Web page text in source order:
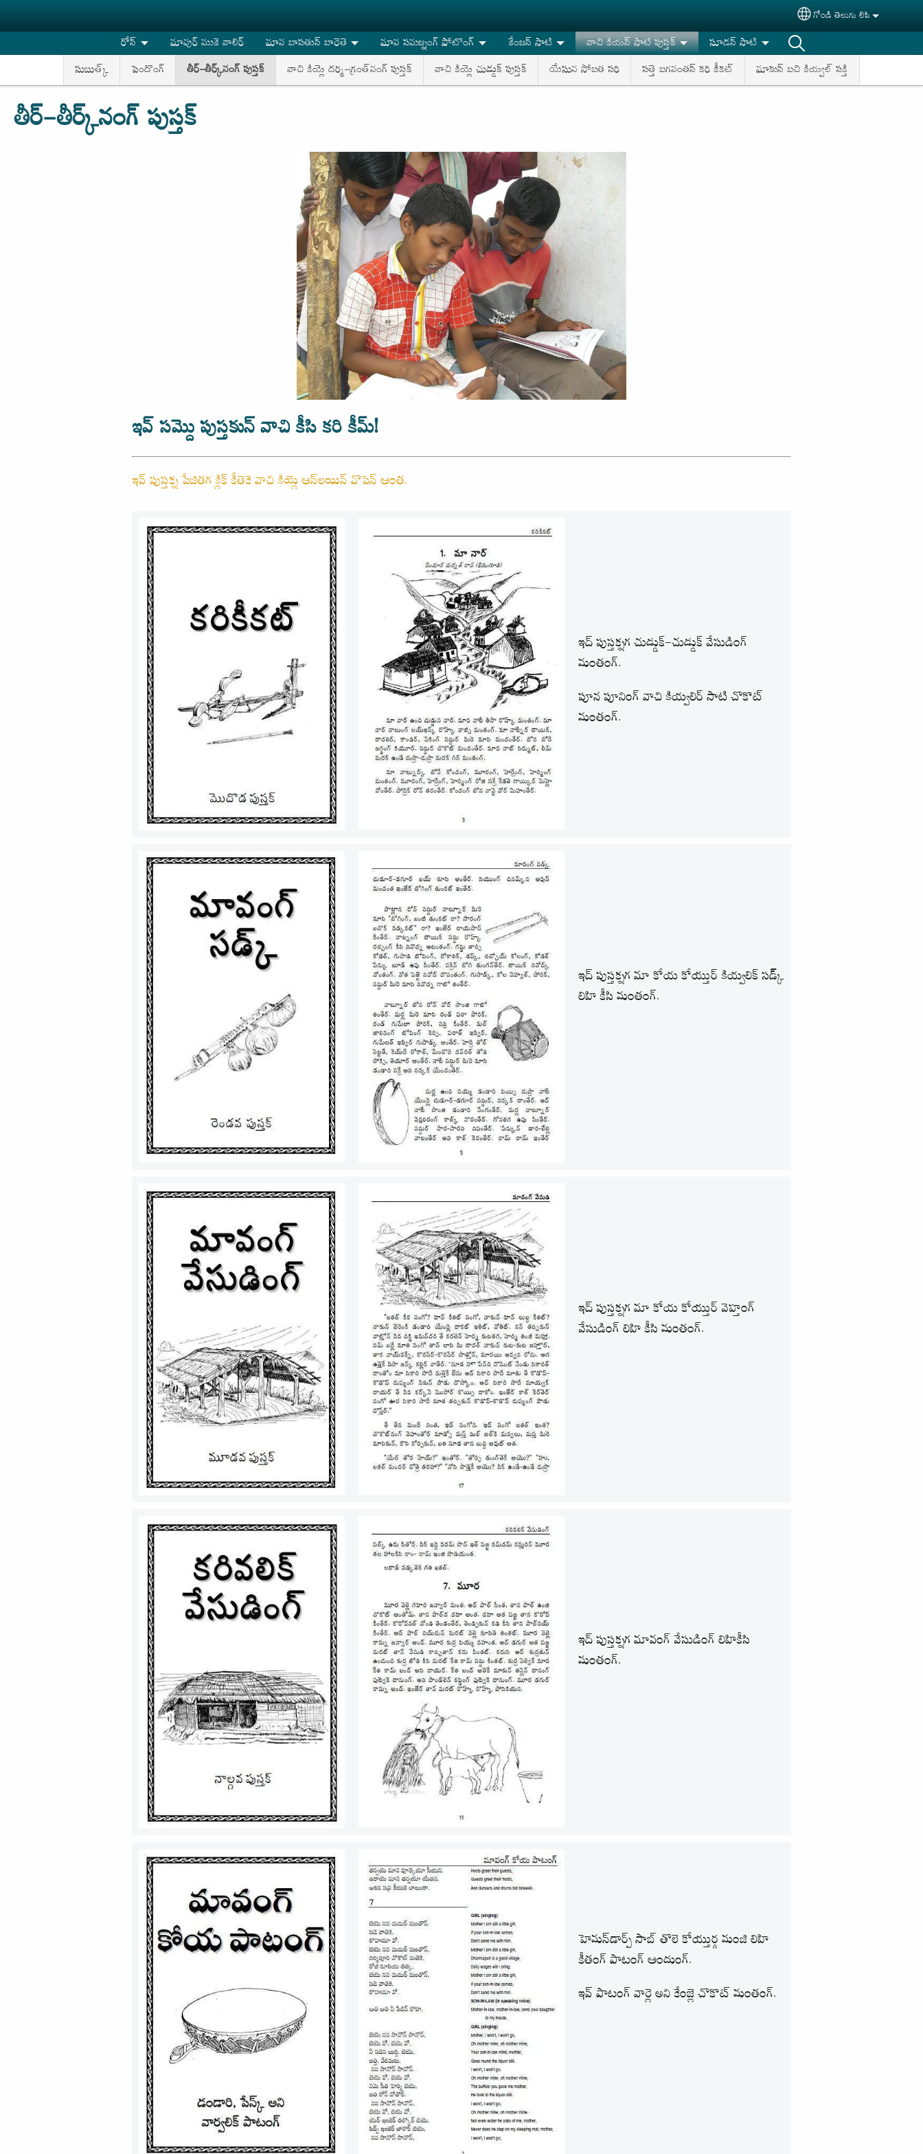
Select your language
గోండి తెలుగు లిపి
రోన్ మావుర్ ముకె వాలిర్ మావ బాసతున్ బారెతె మావ సమజ్నంగ్ పోటొంగ్ కేంజన్ సాటి
వాచి కియన్ సాటి పుస్తక్
సుబుత్క్
పెందొంగ్ తీర్-తీర్క్‌నంగ్ పుస్తక్ వాచి కియ్లె దర్మ-గ్రంత్‌నంగ్ పుస్తక్ వాచి కియ్లె చుడ్డుక్ పుస్తక్ యేసున సోబత సరి సత్తె బగవంతన్ కరి కీకట్ మాకున్ బచి కియ్వల్ సక్తి
సూడన్ సాటి
తీర్-తీర్క్‌నంగ్ పుస్తక్
ఇవ్ సమ్దొ పుస్తకున్ వాచి కీసి కరి కీమ్!
ఇవ్ పుస్తక్న పేజితగ క్లిక్ కీతెకె వాచి కియ్లె ఆన్‌లయిన్ వొపెన్ ఆంత.
ఇద్ పుస్తక్నగ చుడ్డుక్-చుడ్డుక్ వేసుడింగ్
మంతంగ్.
పూన పూనింగ్ వాచి కియ్వలిర్ సాటి చొకొట్
మంతంగ్.
ఇద్ పుస్తక్నగ మా కోయ కోయ్తుర్ కియ్వలిక్ సడ్క్‌
లిహి కీసి మంతంగ్.
ఇద్ పుస్తక్నగ మా కోయ కోయ్తుర్ వెహ్తంగ్
వేసుడింగ్ లిహి కీసి మంతంగ్.
ఇద్ పుస్తక్నగ మావంగ్ వేసుడింగ్ లిహికీసి
మంతంగ్.
హెమన్‌డార్ప్‌ సాబ్ తొలె కోయ్తుర్గ మంజి లిహి
కీతంగ్ పాటంగ్ ఆందుంగ్.
ఇవ్ పాటంగ్ వార్లె అని కేంజ్లె చొకొట్ మంతంగ్.